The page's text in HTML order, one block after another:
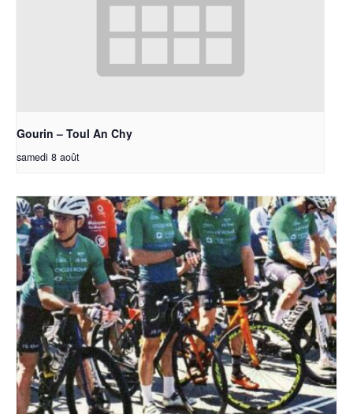
Gourin – Toul An Chy
samedi 8 août